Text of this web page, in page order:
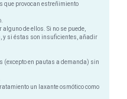
que provocan estreñimiento
de ellos. Si no se puede,
si éstas son insuficientes, añadir
(excepto en pautas a demanda) sin
un laxante osmótico como